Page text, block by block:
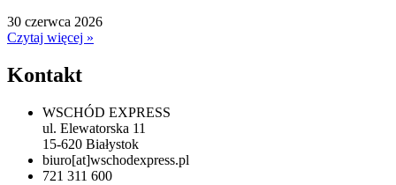
30 czerwca 2026
Czytaj więcej »
Kontakt
WSCHÓD EXPRESS
ul. Elewatorska 11
15-620 Białystok
biuro[at]wschodexpress.pl
721 311 600